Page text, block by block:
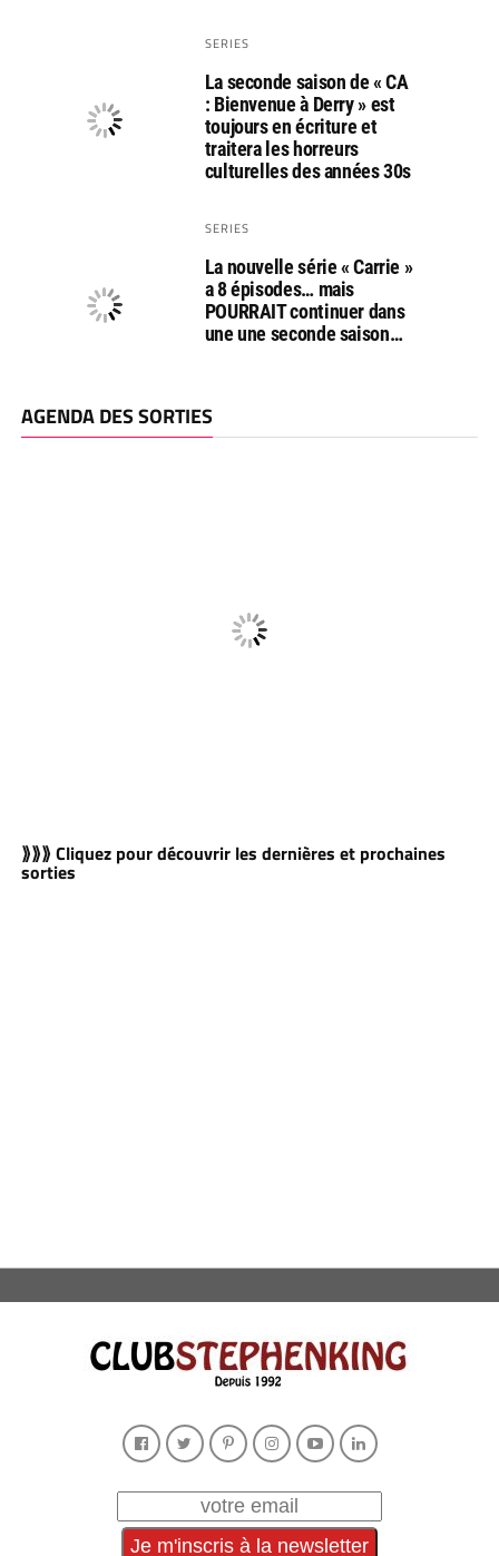
SERIES
La seconde saison de « CA
: Bienvenue à Derry » est
toujours en écriture et
traitera les horreurs
culturelles des années 30s
SERIES
La nouvelle série « Carrie »
a 8 épisodes… mais
POURRAIT continuer dans
une une seconde saison…
AGENDA DES SORTIES
⟫⟫⟫ Cliquez pour découvrir les dernières et prochaines
sorties